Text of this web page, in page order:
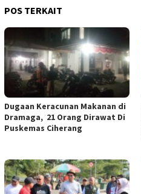
POS TERKAIT
‎Dugaan Keracunan Makanan di
Dramaga, 21 Orang Dirawat Di
Puskemas Ciherang ‎